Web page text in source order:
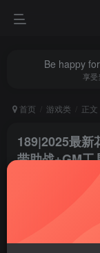
Be happy
享受
首页 游戏类 正文
189|2025最新
带助战+GM工